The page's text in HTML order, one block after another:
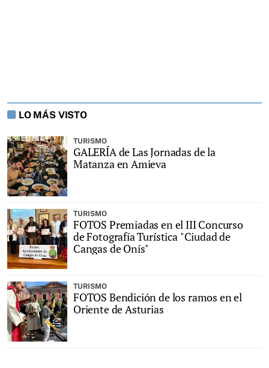
LO MÁS VISTO
TURISMO
GALERÍA de Las Jornadas de la
Matanza en Amieva
TURISMO
FOTOS Premiadas en el III Concurso
de Fotografía Turística "Ciudad de
Cangas de Onís"
TURISMO
FOTOS Bendición de los ramos en el
Oriente de Asturias